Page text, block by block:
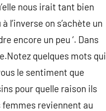
nous irait tant bien
on s’achète un
encore un peu ‘. Dans
quelques mots qui
le sentiment que
pour quelle raison ils
reviennent au